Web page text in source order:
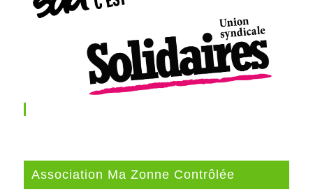
Association Ma Zonne Contrôlée